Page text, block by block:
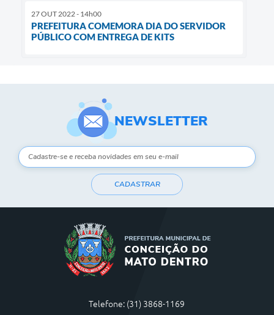
27 OUT 2022 - 14h00
PREFEITURA COMEMORA DIA DO SERVIDOR
PÚBLICO COM ENTREGA DE KITS
NEWSLETTER
CADASTRAR
Telefone: (31) 3868-1169